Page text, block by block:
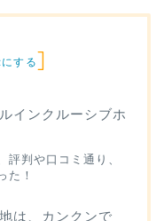
する]
インクルーシブホ
評判や口コミ通り、
た！
は、カンクンで